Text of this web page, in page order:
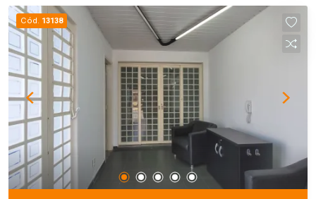
Cód. 13138